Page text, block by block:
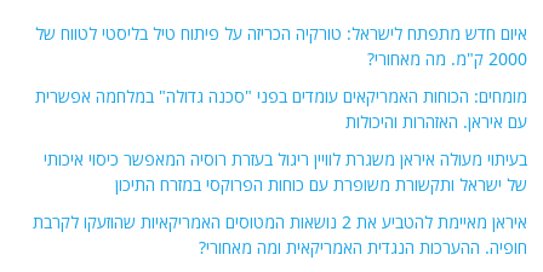
איום חדש מתפתח לישראל: טורקיה הכריזה על פיתוח טיל בליסטי לטווח של
2000 ק"מ. מה מאחורי?
מומחים: הכוחות האמריקאים עומדים בפני "סכנה גדולה" במלחמה אפשרית
עם איראן. האזהרות והיכולות
בעיתוי מעולה איראן משגרת לוויין ריגול בעזרת רוסיה המאפשר כיסוי איכותי
של ישראל ותקשורת משופרת עם כוחות הפרוקסי במזרח התיכון
איראן מאיימת להטביע את 2 נושאות המטוסים האמריקאיות שהוזעקו לקרבת
חופיה. ההערכות הנגדית האמריקאית ומה מאחורי?